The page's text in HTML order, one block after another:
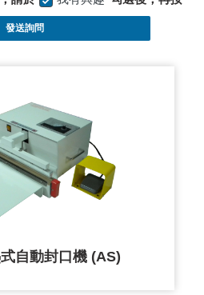
發送詢問
自動封口機 (AS)